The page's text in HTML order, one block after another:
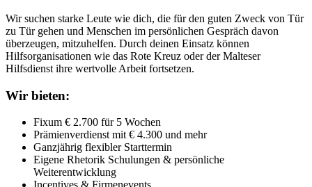
Wir suchen starke Leute wie dich, die für den guten Zweck von Tür
zu Tür gehen und Menschen im persönlichen Gespräch davon
überzeugen, mitzuhelfen. Durch deinen Einsatz können
Hilfsorganisationen wie das Rote Kreuz oder der Malteser
Hilfsdienst ihre wertvolle Arbeit fortsetzen.
Wir bieten:
Fixum € 2.700 für 5 Wochen
Prämienverdienst mit € 4.300 und mehr
Ganzjährig flexibler Starttermin
Eigene Rhetorik Schulungen & persönliche
Weiterentwicklung